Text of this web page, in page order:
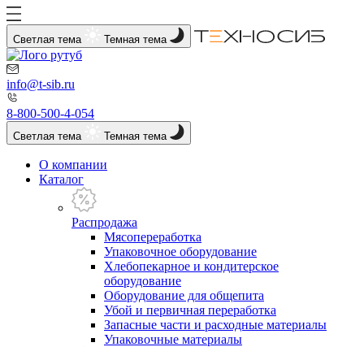
Светлая тема Темная тема
info@t-sib.ru
8-800-500-4-054
Светлая тема Темная тема
О компании
Каталог
Распродажа
Мясопереработка
Упаковочное оборудование
Хлебопекарное и кондитерское
оборудование
Оборудование для общепита
Убой и первичная переработка
Запасные части и расходные материалы
Упаковочные материалы